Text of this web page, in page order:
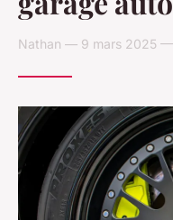
Nathan — 9 mars 2025